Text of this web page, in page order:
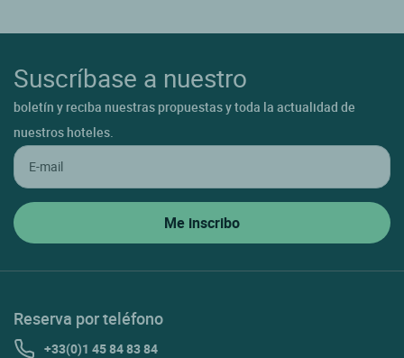
Suscríbase a nuestro
boletín y reciba nuestras propuestas y toda la actualidad de
nuestros hoteles.
Reserva por teléfono
+33(0)1 45 84 83 84